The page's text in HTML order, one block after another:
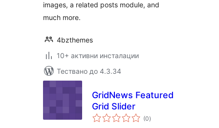
images, a related posts module, and
much more.
4bzthemes
10+ активни инсталации
Тествано до 4.3.34
GridNews Featured
Grid Slider
(0общо
оценки
)